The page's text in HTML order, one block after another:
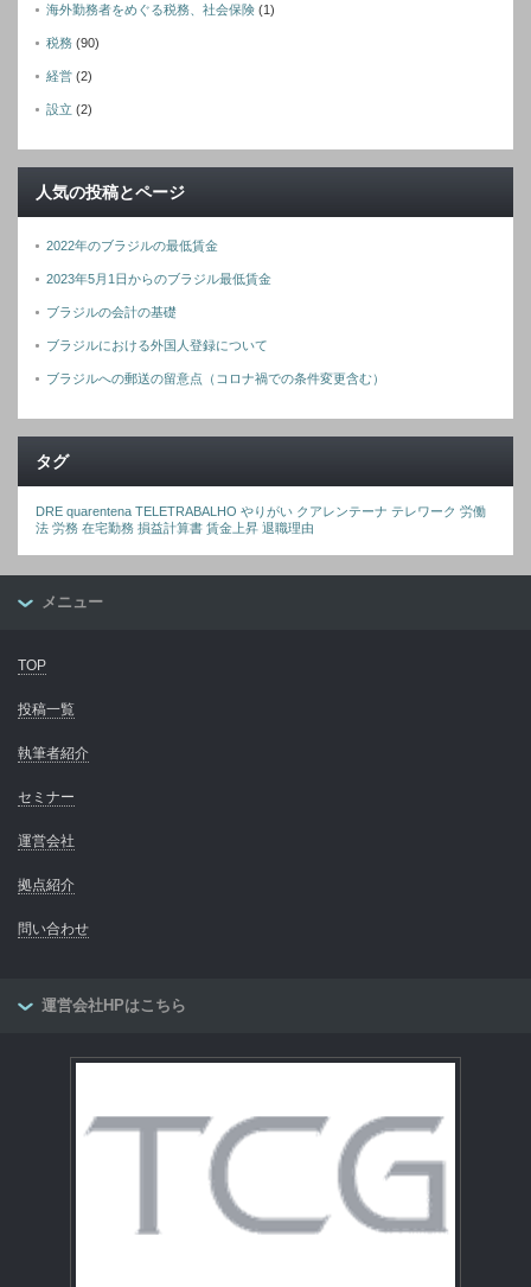
海外勤務者をめぐる税務、社会保険 (1)
税務 (90)
経営 (2)
設立 (2)
人気の投稿とページ
2022年のブラジルの最低賃金
2023年5月1日からのブラジル最低賃金
ブラジルの会計の基礎
ブラジルにおける外国人登録について
ブラジルへの郵送の留意点（コロナ禍での条件変更含む）
タグ
DRE quarentena TELETRABALHO やりがい クアレンテーナ テレワーク 労働
法 労務 在宅勤務 損益計算書 賃金上昇 退職理由
メニュー
TOP
投稿一覧
執筆者紹介
セミナー
運営会社
拠点紹介
問い合わせ
運営会社HPはこちら